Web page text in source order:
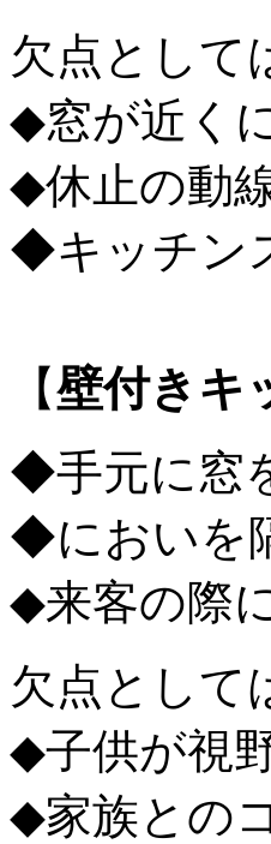
欠点として
◆窓が近く
◆休止の動
◆キッチン
【壁付きキ
◆手元に窓
◆においを
◆来客の際
欠点として
◆子供が視
◆家族との